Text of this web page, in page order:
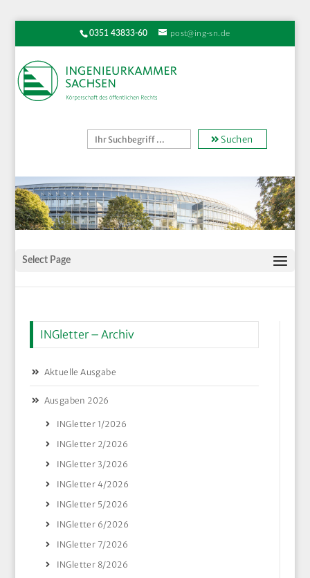
0351 43833-60 post@ing-sn.de
Suchen
Select Page
INGletter – Archiv
Aktuelle Ausgabe
Ausgaben 2026
INGletter 1/2026
INGletter 2/2026
INGletter 3/2026
INGletter 4/2026
INGletter 5/2026
INGletter 6/2026
INGletter 7/2026
INGletter 8/2026